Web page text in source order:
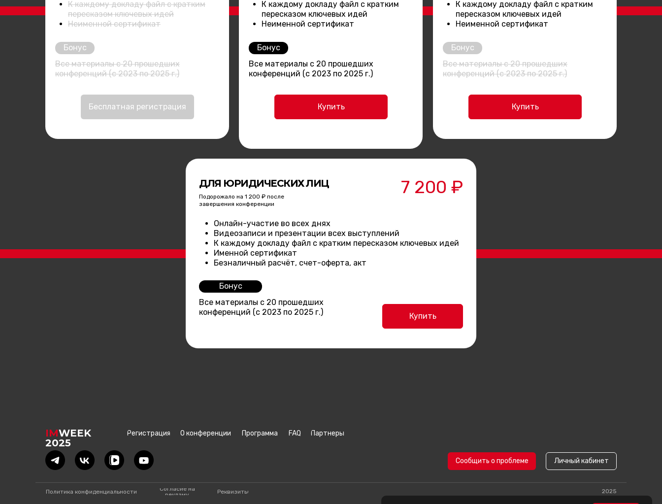
Купить
Все материалы с 20 прошедших
конференций (с 2023 по 2025 г.)
Бонус
К каждому докладу файл с кратким
пересказом ключевых идей
Неименной сертификат
Купить
Все материалы с 20 прошедших
конференций (с 2023 по 2025 г.)
Бонус
К каждому докладу файл с кратким
пересказом ключевых идей
Неименной сертификат
Все материалы с 20 прошедших
конференций (с 2023 по 2025 г.)
Бонус
Онлайн-участие во всех днях
Видеозаписи и презентации всех выступлений
К каждому докладу файл с кратким пересказом ключевых идей
Именной сертификат
Безналичный расчёт, счет-оферта, акт
Купить
Подорожало на 1 200 ₽ после
завершения конференции
ДЛЯ ЮРИДИЧЕСКИХ ЛИЦ 7 200 ₽
Бесплатная регистрация
Все материалы с 20 прошедших
конференций (с 2023 по 2025 г.)
Бонус
К каждому докладу файл с кратким
пересказом ключевых идей
Неименной сертификат
Личный кабинет
Сообщить о проблеме
2025
IMWEEK
2025
Партнеры
FAQ
О конференции
Регистрация Программа
Согласие на
рекламу
Реквизиты
Политика конфиденциальности
Светлана Ковалёва, эксперт по экспертному контенту: